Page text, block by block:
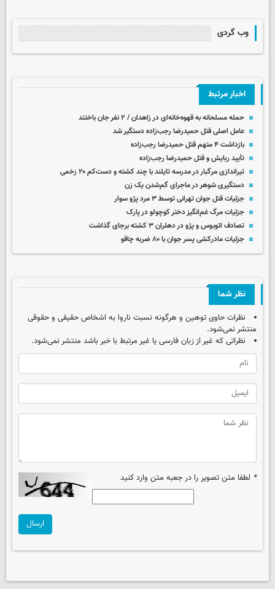
وب گردی
اخبار مرتبط
حمله مسلحانه به قهوه‌خانه‌ای در زاهدان / ۲ نفر جان باختند
عامل اصلی قتل حمیدرضا رجب‌زاده دستگیر شد
بازداشت ۴ متهم قتل حمیدرضا رجب‌زاده
تأیید ربایش و قتل حمیدرضا رجب‌زاده
تیراندازی مرگبار در مدرسه‌ تایلند با چند کشته و دست‌کم ۲۰ زخمی
دستگیری شوهر در ماجرای گم‌شدن یک زن
جزئیات قتل جوان تهرانی توسط ۳ مرد پژو سوار
جزئیات مرگ غم‌انگیز دختر کوچولو در پارک
تصادف اتوبوس و پژو در دهلران ۳ کشته برجای گذاشت
جزئیات مادرکشی پسر جوان با ۸۰ ضربه چاقو
نظر شما
نظرات حاوی توهین و هرگونه نسبت ناروا به اشخاص حقیقی و حقوقی
منتشر نمی‌شود.
نظراتی که غیر از زبان فارسی یا غیر مرتبط با خبر باشد منتشر نمی‌شود.
* لطفا متن تصویر را در جعبه متن وارد کنید
ارسال